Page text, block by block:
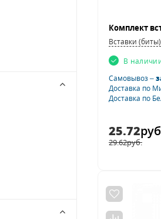
Вставки (биты)
В
Самовывоз –
Доставка по
Доставка по
25.72
29.62руб.